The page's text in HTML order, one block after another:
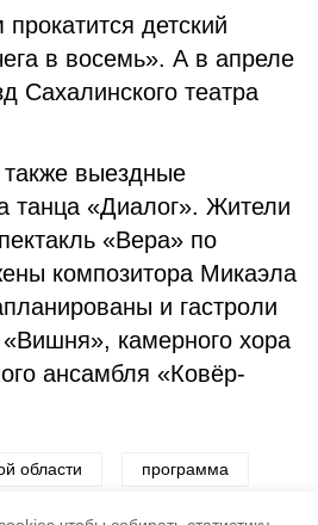
детский
в восемь». А в апреле
Сахалинского театра
выездные
танца «Диалог». Жители
«Вера» по
композитора Микаэла
и гастроли
«Вишня», камерного хора
ансамбля «Ковёр-
области программа